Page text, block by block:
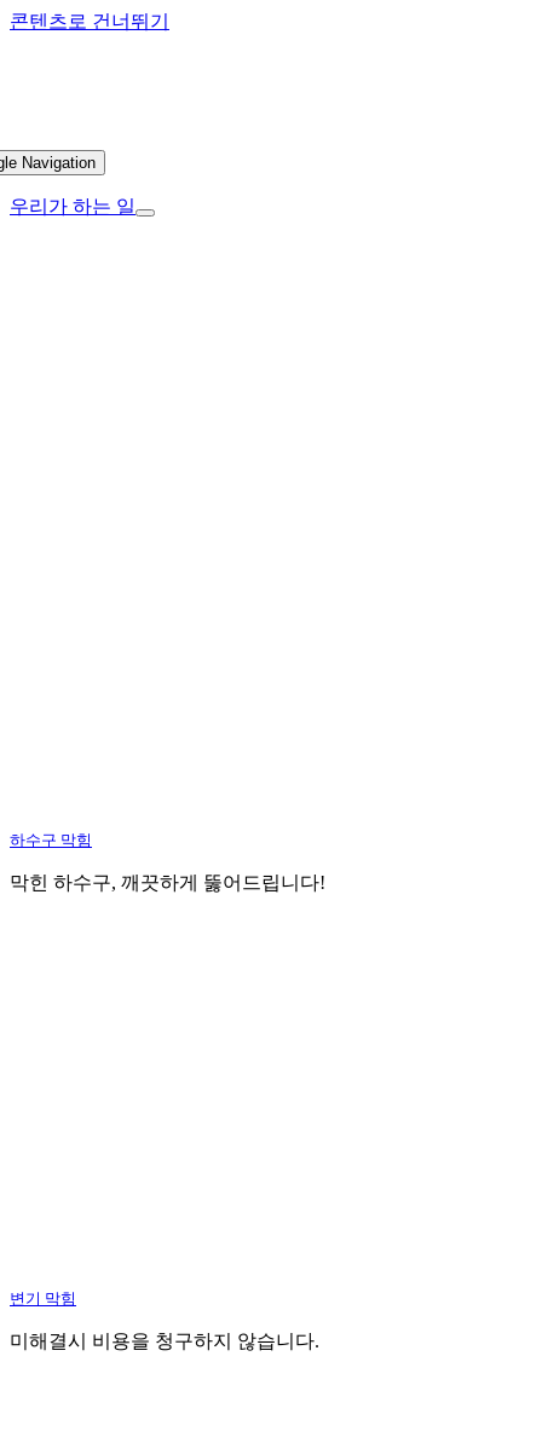
콘텐츠로 건너뛰기
Navigation
우리가 하는 일
하수구 막힘
막힌 하수구, 깨끗하게 뚫어드립니다!
변기 막힘
미해결시 비용을 청구하지 않습니다.